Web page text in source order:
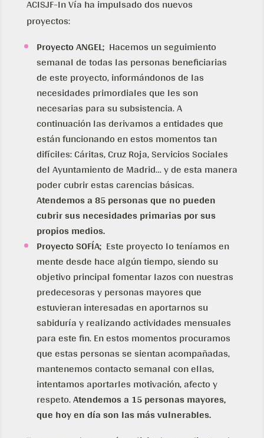
ACISJF-In Vía ha impulsado dos nuevos
proyectos:
Proyecto ANGEL; Hacemos un seguimiento
semanal de todas las personas beneficiarias
de este proyecto, informándonos de las
necesidades primordiales que les son
necesarias para su subsistencia. A
continuación las derivamos a entidades que
están funcionando en estos momentos tan
difíciles: Cáritas, Cruz Roja, Servicios Sociales
del Ayuntamiento de Madrid… y de esta manera
poder cubrir estas carencias básicas.
Atendemos a 85 personas que no pueden
cubrir sus necesidades primarias por sus
propios medios.
Proyecto SOFÍA; Este proyecto lo teníamos en
mente desde hace algún tiempo, siendo su
objetivo principal fomentar lazos con nuestras
predecesoras y personas mayores que
estuvieran interesadas en aportarnos su
sabiduría y realizando actividades mensuales
para este fin. En estos momentos procuramos
que estas personas se sientan acompañadas,
mantenemos contacto semanal con ellas,
intentamos aportarles motivación, afecto y
respeto.Atendemos a 15 personas mayores,
que hoy en día son las más vulnerables.